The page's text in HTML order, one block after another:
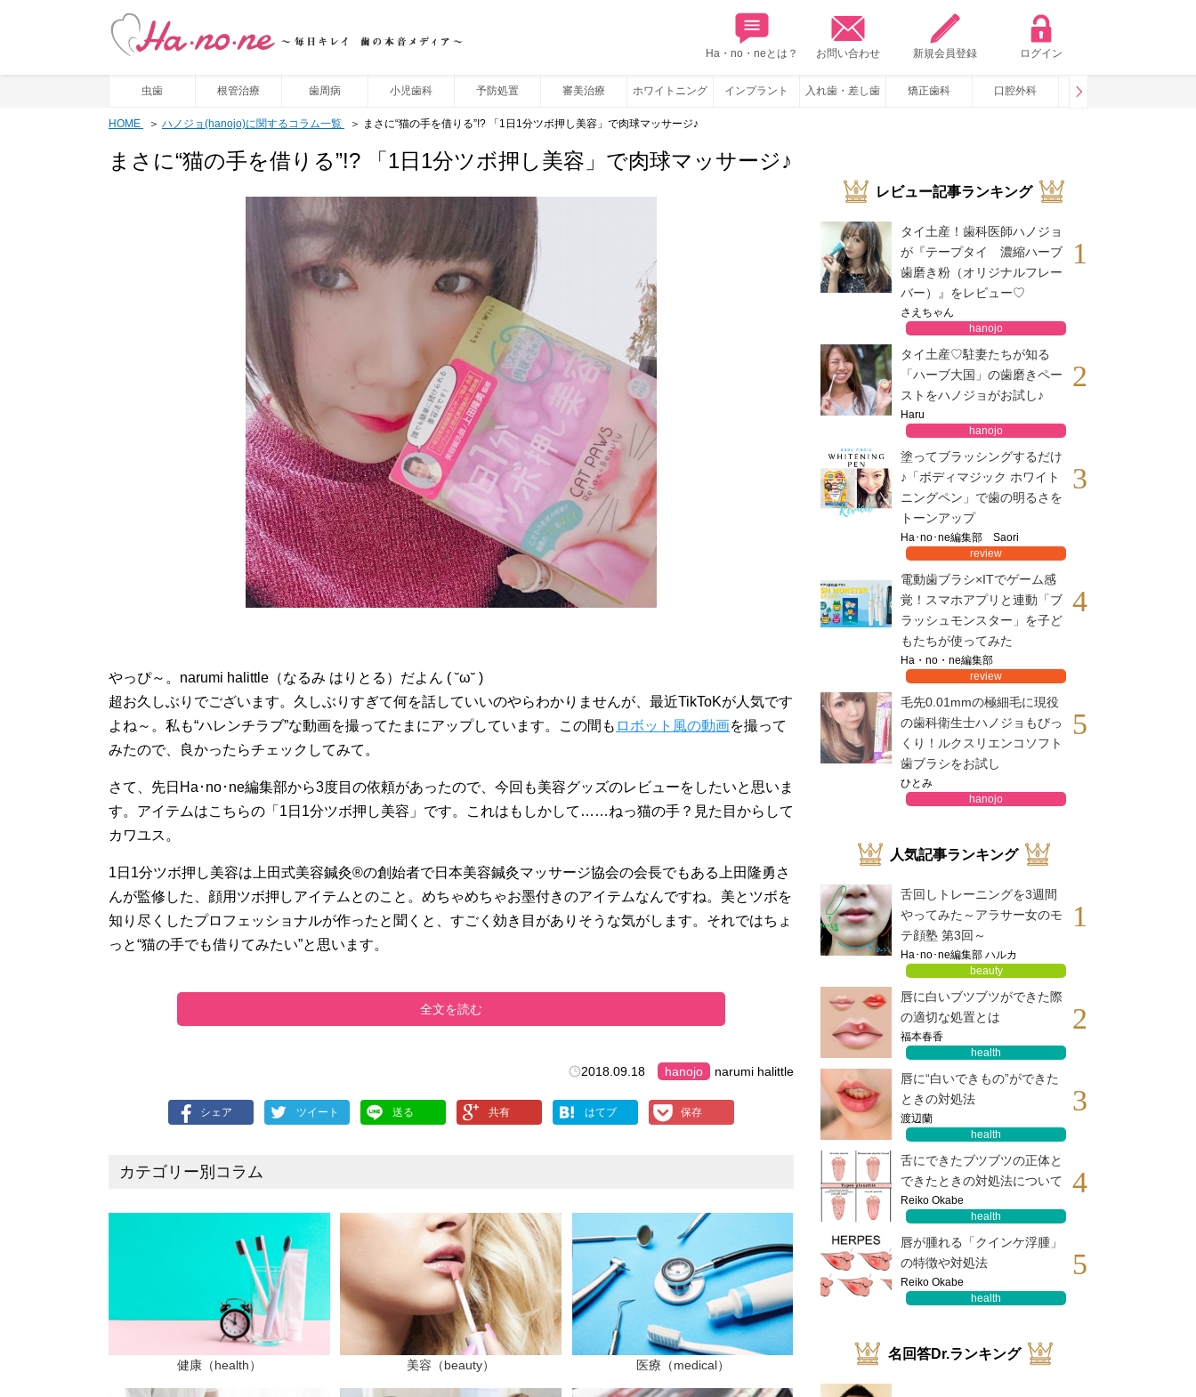
Ha・no・neとは？ お問い合わせ 新規会員登録 ログイン
虫歯 根管治療 歯周病 小児歯科 予防処置 審美治療 ホワイトニング インプラント 入れ歯・差し歯 矯正歯科 口腔外科 咬み合わせ
HOME ハノジョ(hanojo)に関するコラム一覧 まさに“猫の手を借りる”!? 「1日1分ツボ押し美容」で肉球マッサージ♪
まさに“猫の手を借りる”!? 「1日1分ツボ押し美容」で肉球マッサージ♪
やっぴ～。narumi halittle（なるみ はりとる）だよん ( ˘ω˘ )
超お久しぶりでございます。久しぶりすぎて何を話していいのやらわかりませんが、最近TikToKが人気です
よね～。私も“ハレンチラブ”な動画を撮ってたまにアップしています。この間も ロボット風の動画を撮って
みたので、良かったらチェックしてみて。
さて、先日Ha･no･ne編集部から3度目の依頼があったので、今回も美容グッズのレビューをしたいと思いま
す。アイテムはこちらの「1日1分ツボ押し美容」です。これはもしかして……ねっ猫の手？見た目からして
カワユス。
1日1分ツボ押し美容は上田式美容鍼灸®の創始者で日本美容鍼灸マッサージ協会の会長でもある上田隆勇さ
んが監修した、顔用ツボ押しアイテムとのこと。めちゃめちゃお墨付きのアイテムなんですね。美とツボを
知り尽くしたプロフェッショナルが作ったと聞くと、すごく効き目がありそうな気がします。それではちょ
っと“猫の手でも借りてみたい”と思います。
全文を読む
2018.09.18 hanojo narumi halittle
シェア ツイート 送る 共有 はてブ 保存
カテゴリー別コラム
健康（health） 美容（beauty） 医療（medical）
レビュー記事ランキング
タイ土産！歯科医師ハノジョ
が『テープタイ 濃縮ハーブ
歯磨き粉（オリジナルフレー
バー）』をレビュー♡
さえちゃん
hanojo
1
タイ土産♡駐妻たちが知る
「ハーブ大国」の歯磨きペー
ストをハノジョがお試し♪
Haru
hanojo
2
塗ってブラッシングするだけ
♪「ボディマジック ホワイト
ニングペン」で歯の明るさを
トーンアップ
Ha･no･ne編集部 Saori
review
3
電動歯ブラシ×ITでゲーム感
覚！スマホアプリと連動「ブ
ラッシュモンスター」を子ど
もたちが使ってみた
Ha・no・ne編集部
review
4
毛先0.01mmの極細毛に現役
の歯科衛生士ハノジョもびっ
くり！ルクスリエンコソフト
歯ブラシをお試し
ひとみ
hanojo
5
人気記事ランキング
舌回しトレーニングを3週間
やってみた～アラサー女のモ
テ顔塾 第3回～
Ha･no･ne編集部 ハルカ
beauty
1
唇に白いブツブツができた際
の適切な処置とは
福本春香
health
2
唇に“白いできもの”ができた
ときの対処法
渡辺蘭
health
3
舌にできたブツブツの正体と
できたときの対処法について
Reiko Okabe
health
4
唇が腫れる「クインケ浮腫」
の特徴や対処法
Reiko Okabe
health
5
名回答Dr.ランキング